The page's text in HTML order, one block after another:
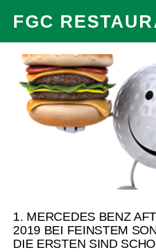
FGC
1. MERCEDES BENZ
2019 BEI FEINSTEM
DIE ERSTEN SIND